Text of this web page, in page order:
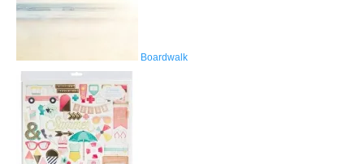
Boardwalk